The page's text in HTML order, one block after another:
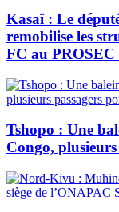
Kasaï : Le
remobilise les
FC au PROSEC
Tshopo : Une
Congo,